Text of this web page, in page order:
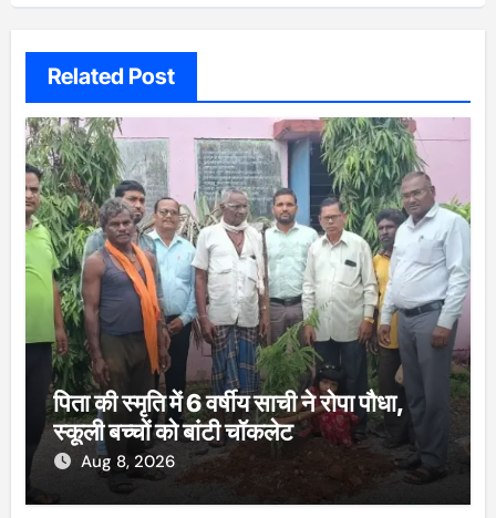
Related Post
पिता की स्मृति में 6 वर्षीय साची ने रोपा पौधा,
स्कूली बच्चों को बांटी चॉकलेट
Aug 8, 2026